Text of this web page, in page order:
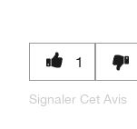
1
Signaler Cet Avis